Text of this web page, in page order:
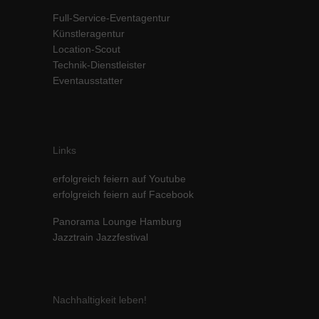
Full-Service-Eventagentur
Künstleragentur
Location-Scout
Technik-Dienstleister
Eventausstatter
Links
erfolgreich feiern auf Youtube
erfolgreich feiern auf Facebook
Panorama Lounge Hamburg
Jazztrain Jazzfestival
Nachhaltigkeit leben!
Inhalte von Videoplattformen und Social-Media-Plattformen werden
standardmäßig blockiert. Wenn Cookies von externen Medien akzeptiert
werden, bedarf der Zugriff auf diese Inhalte keiner manuellen Einwilligung